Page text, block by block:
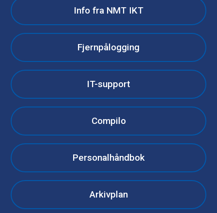
Info fra NMT IKT
Fjernpålogging
IT-support
Compilo
Personalhåndbok
Arkivplan